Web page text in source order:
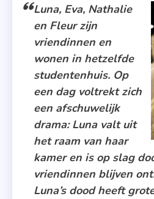
Luna, Eva, Nathalie
en Fleur zijn
vriendinnen en
wonen in hetzelfde
studentenhuis. Op
een dag voltrekt zich
een afschuwelijk
drama: Luna valt uit
het raam van haar
kamer en is op slag
vriendinnen blijven
Luna’s dood heeft